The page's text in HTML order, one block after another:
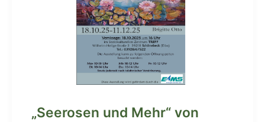
„Seerosen und Mehr“ von